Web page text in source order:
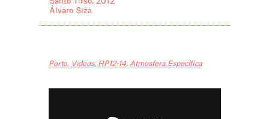
Álvaro Siza
Porto, Videos, HP12-14, Atmosfera Específica